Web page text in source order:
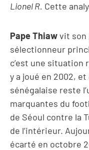
Lionel R. Cette
Pape Thiawvit son
sélectionneur
c’est une situation
y a joué en 2002,
sénégalaise reste
marquantes du
de Séoul contre la
de l’intérieur.
écarté en octobre